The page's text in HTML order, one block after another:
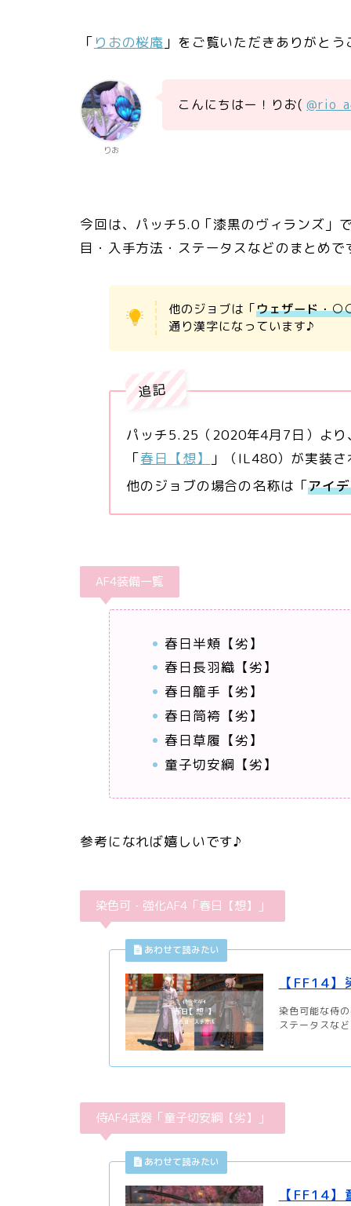
「 りおの桜庵 」をご覧いただきありがと
りお
こんにちはー！りお(
今回は、パッチ5.0「漆黒のヴィランズ」
目・入手方法・ステータスなどのまとめで
他のジョブは「ウェザード・
通り漢字になっています♪
追記
パッチ5.25（2020年4月7日）よ
「春日【想】
」（IL480）が実装
他のジョブの場合の名称は「アイ
AF4装備一覧
春日半頬【劣】
春日長羽織【劣】
春日籠手【劣】
春日筒袴【劣】
春日草履【劣】
童子切安綱【劣】
参考になれば嬉しいです♪
染色可・強化AF4「春日【想】」
【FF14
染色可能な侍
ステータスな
侍AF4武器「童子切安綱【劣】」
【FF14